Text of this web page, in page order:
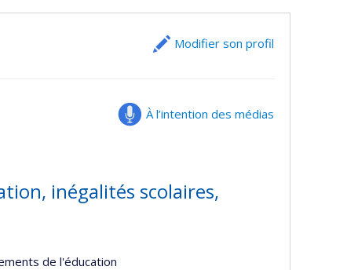
Modifier son profil
À l’intention des médias
inégalités scolaires,
de l'éducation